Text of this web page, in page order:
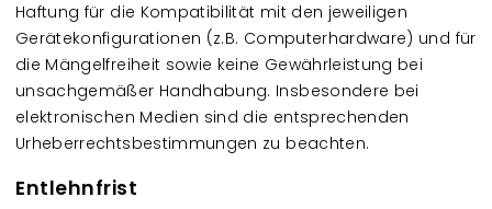
Haftung für die Kompatibilität mit den jeweiligen
Gerätekonfigurationen (z.B. Computerhardware) und für
die Mängelfreiheit sowie keine Gewährleistung bei
unsachgemäßer Handhabung. Insbesondere bei
elektronischen Medien sind die entsprechenden
Urheberrechtsbestimmungen zu beachten.
Entlehnfrist